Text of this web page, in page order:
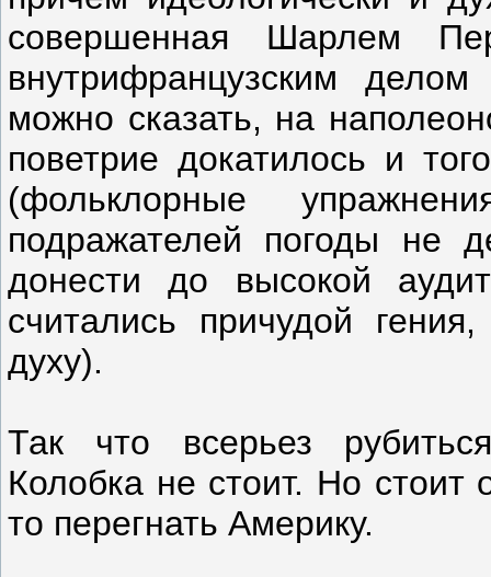
совершенная Шарлем
внутрифранцузским
можно сказать, на
поветрие докатилось и
(фольклорные
подражателей погоды не
донести до высокой
считались причудой
духу).
Так что всерьез
Колобка не стоит. Но стоит
то перегнать Америку.